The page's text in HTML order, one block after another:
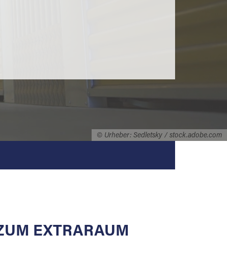
© Urheber: Sedletsky / stock.adobe.com
Sie jetzt Extraraum Partner und
EXTRARAUM